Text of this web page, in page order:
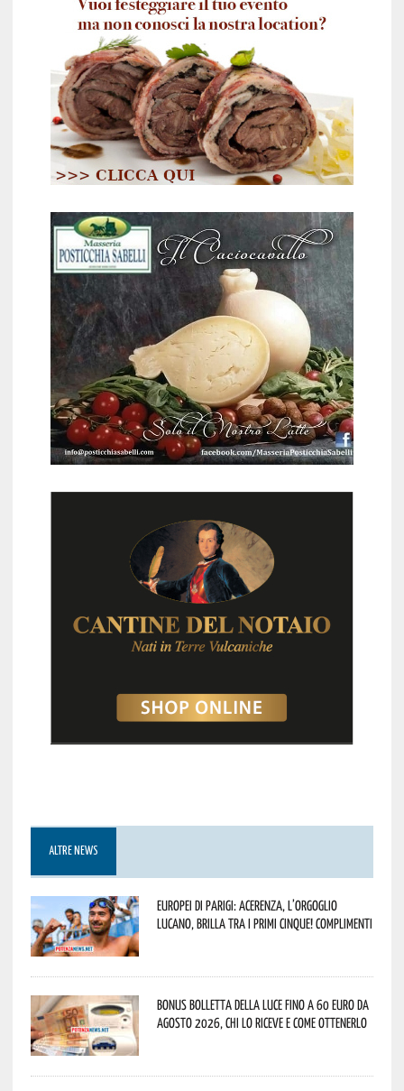
ALTRE NEWS
Europei di Parigi: Acerenza, l’orgoglio
lucano, brilla tra i primi cinque! Complimenti
Bonus bolletta della luce fino a 60 euro da
agosto 2026, chi lo riceve e come ottenerlo